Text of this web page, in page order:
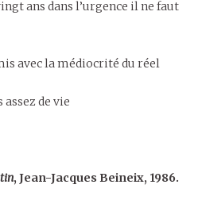
ans dans l’urgence il ne faut
avec la médiocrité du réel
de vie
, Jean-Jacques Beineix, 1986.